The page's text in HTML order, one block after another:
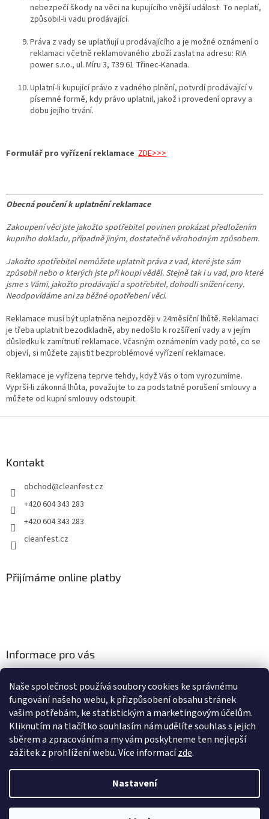
Naše společnost používá soubory cookies ke správnému
fungování našeho webu, k přizpůsobení obsahu stránek
vašim potřebám, ke statistickým a marketingovým účelům.
Kliknutím na tlačítko souhlasím nám udělíte souhlas s jejich
sběrem a zpracováním a my vám poskytneme ten nejlepší
zážitek z prohlížení webu.Více informacízde.
Nastavení
nebezpečí škody na věci na kupujícího vnější událost. To neplatí,
způsobil-li vadu prodávající.
Práva z vady se uplatňují u prodávajícího a je možné oznámení o
reklamaci včetně reklamovaného zboží zaslat na adresu: RIA
power s.r.o., ul. Míru 3, 739 61 Třinec-Kanada.
Uplatní-li kupující právo z vadného plnění, potvrdí prodávající v
písemné formě, kdy právo uplatnil, jakož i provedení opravy a
dobu jejího trvání.
Formulář pro vyřízení reklamace ZDE>>>
Obecná poučení k uplatnění reklamace
Zakoupení věci jste jakožto spotřebitel povinen prokázat předložením
kupního dokladu, případně jiným, dostatečně věrohodným způsobem.
Jakožto spotřebitel nemůžete uplatnit práva z vad, které jste sám
způsobil nebo o kterých jste při koupi věděl. Stejně tak i u vad, pro které
jsme s Vámi, jakožto prodávající a spotřebitel, dohodli snížení ceny.
Neodpovídáme ani za běžné opotřebení věci.
Reklamace musí být uplatněna nejpozději v 24měsíční lhůtě. Reklamaci
je třeba uplatnit bezodkladně, aby nedošlo k rozšíření vady a v jejím
důsledku k zamítnutí reklamace. Včasným oznámením vady poté, co se
objeví, si můžete zajistit bezproblémové vyřízení reklamace.
Reklamace je vyřízena teprve tehdy, když Vás o tom vyrozumíme.
Vyprší-li zákonná lhůta, považujte to za podstatné porušení smlouvy a
můžete od kupní smlouvy odstoupit.
Kontakt
obchod@cleanfest.cz
+420 604 343 283
+420 604 343 283
cleanfest.cz
Přijímáme online platby
Informace pro vás
Podmínky ochrany osobních údajů
Odstoupení od smlouvy
Vyřízení reklamace
Copyright 2026CLEANFEST.CZ. Všechna práva vyhrazena.Upravit